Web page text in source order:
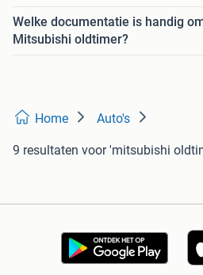
Welke documentatie is handig
Mitsubishi oldtimer?
Home Auto's
9 resultaten voor 'mitsubishi